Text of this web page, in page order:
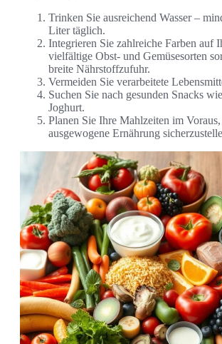
Trinken Sie ausreichend Wasser –
Liter täglich.
Integrieren Sie zahlreiche Farben auf
vielfältige Obst- und Gemüsesorten
breite Nährstoffzufuhr.
Vermeiden Sie verarbeitete
Suchen Sie nach gesunden Snacks
Joghurt.
Planen Sie Ihre Mahlzeiten im
ausgewogene Ernährung